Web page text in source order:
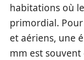
habitations où
primordial.
et aériens, une
mm est souvent